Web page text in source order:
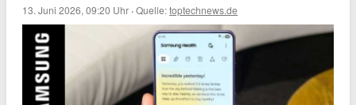
13. Juni 2026, 09:20 Uhr ·Quelle:toptechnews.de